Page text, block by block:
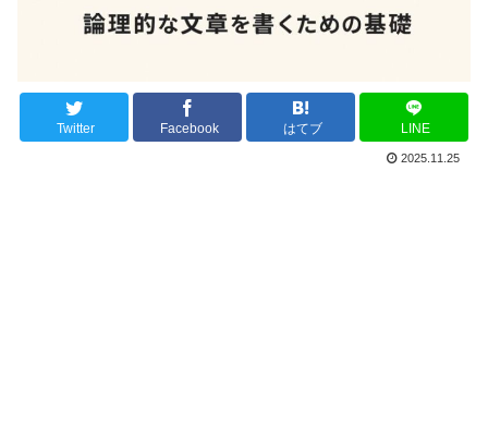
Twitter Facebook はてブ LINE
2025.11.25